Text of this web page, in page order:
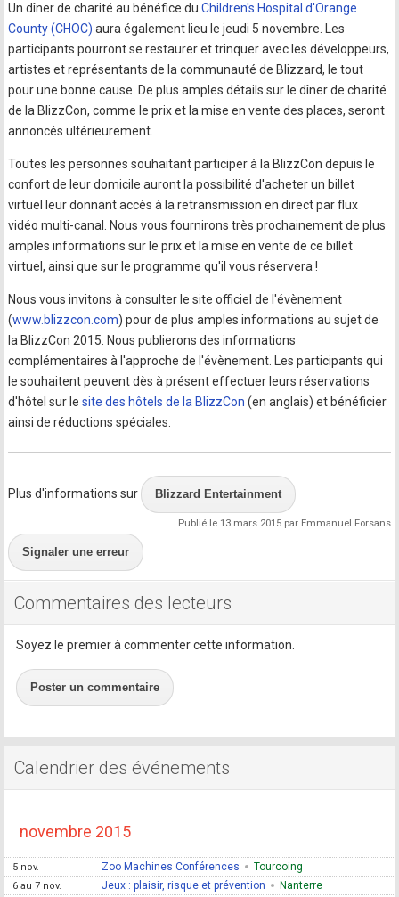
Un dîner de charité au bénéfice duChildren's Hospital d'Orange
County (CHOC) aura également lieu le jeudi 5 novembre. Les
participants pourront se restaurer et trinquer avec les développeurs,
artistes et représentants de la communauté de Blizzard, le tout
pour une bonne cause. De plus amples détails sur le dîner de charité
de la BlizzCon, comme le prix et la mise en vente des places, seront
annoncés ultérieurement.
Toutes les personnes souhaitant participer à la BlizzCon depuis le
confort de leur domicile auront la possibilité d'acheter un billet
virtuel leur donnant accès à la retransmission en direct par flux
vidéo multi-canal. Nous vous fournirons très prochainement de plus
amples informations sur le prix et la mise en vente de ce billet
virtuel, ainsi que sur le programme qu'il vous réservera !
Nous vous invitons à consulter le site officiel de l'évènement
(www.blizzcon.com) pour de plus amples informations au sujet de
la BlizzCon 2015. Nous publierons des informations
complémentaires à l'approche de l'évènement. Les participants qui
le souhaitent peuvent dès à présent effectuer leurs réservations
d'hôtel sur lesite des hôtels de la BlizzCon (en anglais) et bénéficier
ainsi de réductions spéciales.
Plus d'informations sur Blizzard Entertainment
Publié le 13 mars 2015 par Emmanuel Forsans
Signaler une erreur
Commentaires des lecteurs
Soyez le premier à commenter cette information.
Poster un commentaire
Calendrier des événements
novembre 2015
5 nov. Zoo Machines Conférences Tourcoing
6 au 7 nov. Jeux : plaisir, risque et prévention Nanterre